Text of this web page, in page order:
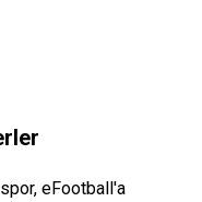
eFootball'a